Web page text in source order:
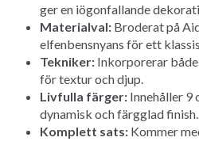
ger en iögonfallande
Materialval: Broderat på
elfenbensnyans för ett
Tekniker: Inkorporerar
för textur och djup.
Livfulla färger: Innehåller 9
dynamisk och färgglad finish.
Komplett sats: Kommer